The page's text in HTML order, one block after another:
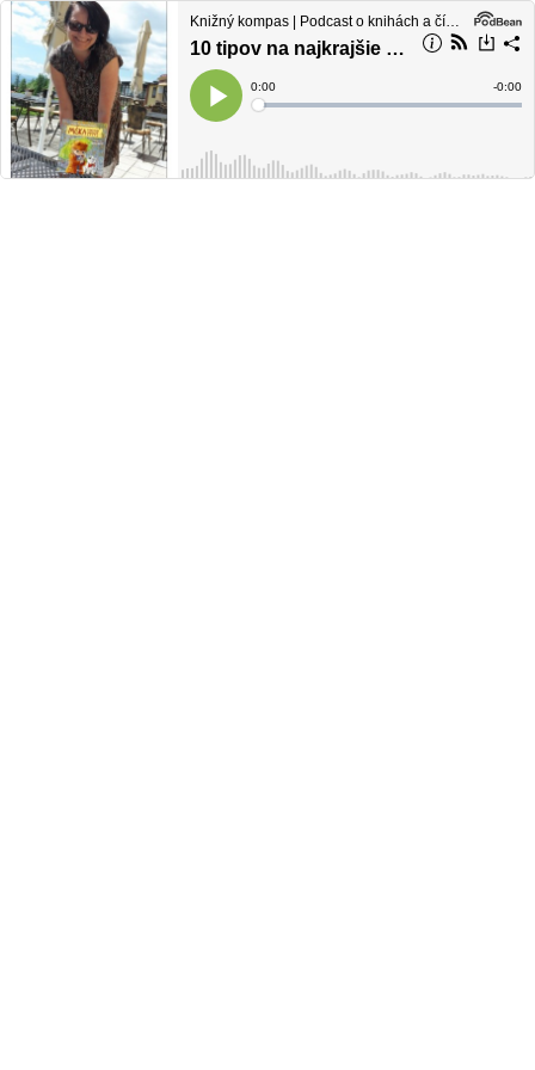
Knižný kompas | Podcast o knihách a čítaní
10 tipov na najkrajšie detské knižky...a nielen na leto
Play
Current
Time
0:00
Loaded:
Time
-0:00